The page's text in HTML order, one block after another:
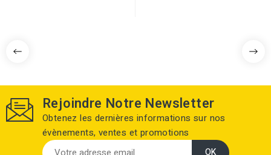
Rejoindre Notre Newsletter
Obtenez les dernières informations sur nos
évènements, ventes et promotions